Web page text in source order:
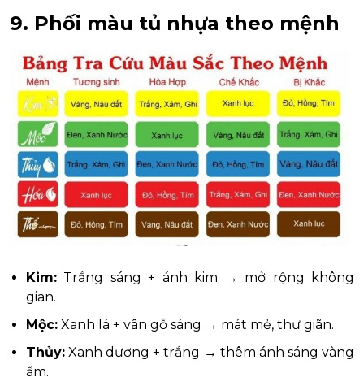
9. Phối màu tủ nhựa theo mệnh
Kim: Trắng sáng + ánh kim → mở rộng không
gian.
Mộc: Xanh lá + vân gỗ sáng → mát mẻ, thư giãn.
Thủy: Xanh dương + trắng → thêm ánh sáng vàng
ấm.